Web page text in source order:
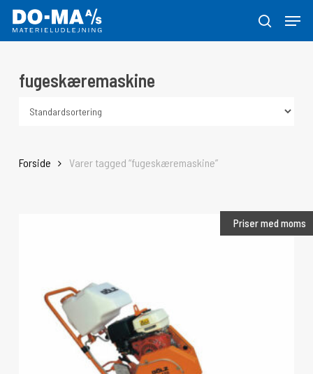
Priser med moms
Skip
main
søg
Menu
fugeskæremaskine
Forside Varer tagged “fugeskæremaskine”
Close